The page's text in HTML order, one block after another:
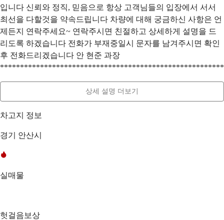
입니다 신뢰와 정직, 믿음으로 항상 고객님들의 입장에서 서서
최선을 다할것을 약속드립니다 차량에 대해 궁금하신 사항은 언
제든지 연락주세요~ 연락주시면 친절하고 상세하게 설명을 드
리도록 하겠습니다 전화가 부재중일시 문자를 남겨주시면 확인
후 전화드리겠습니다 안 현준 과장
상세 설명 더보기
차고지 정보
경기 안산시
실매물
헛걸음보상